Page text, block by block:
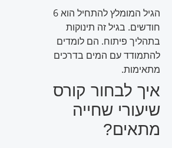
הגיל המומלץ להתחיל הוא 6
חודשים. בגיל זה תינוקות
בתהליך פיתוח. הם לומדים
להתמודד עם המים בדרכים
מתאימות.
איך לבחור קורס
שיעורי שחייה
מתאים?